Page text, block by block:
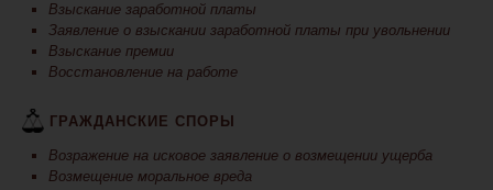
Взыскание заработной платы
Заявление о взыскании заработной платы при увольнении
Взыскание премии
Восстановление на работе
ГРАЖДАНСКИЕ СПОРЫ
Возражение на исковое заявление о возмещении ущерба
Возмещение моральное вреда